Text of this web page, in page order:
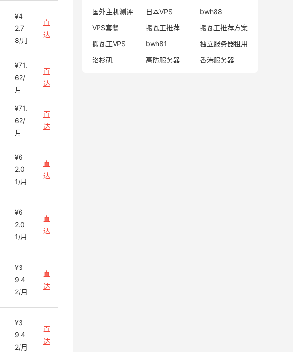
¥4
2.7
8/月
直
达
¥71.
62/
月
直
达
¥71.
62/
月
直
达
¥6
2.0
1/月
直
达
¥6
2.0
1/月
直
达
¥3
9.4
2/月
直
达
¥3
9.4
2/月
直
达
国外主机测评
日本VPS
bwh88
VPS套餐
搬瓦工推荐
搬瓦工推荐方案
搬瓦工VPS
bwh81
独立服务器租用
洛杉矶
高防服务器 香港服务器